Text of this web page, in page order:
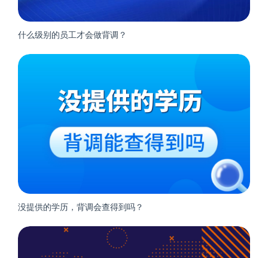
什么级别的员工才会做背调？
没提供的学历，背调会查得到吗？